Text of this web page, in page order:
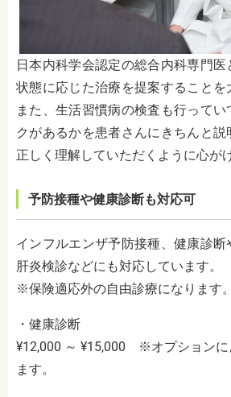
日本内科学会認定の総合内科専門
状態に応じた治療を提案することを
また、生活習慣病の検査も行って
クがあるかを患者さんにきちんと説
正しく理解していただくように心が
予防接種や健康診断も対応可
インフルエンザ予防接種、健康診断
肝炎検診などにも対応しています。
※保険適応外の自由診療になります。
・健康診断
¥12,000 ～ ¥15,000 ※オプションに
ます。